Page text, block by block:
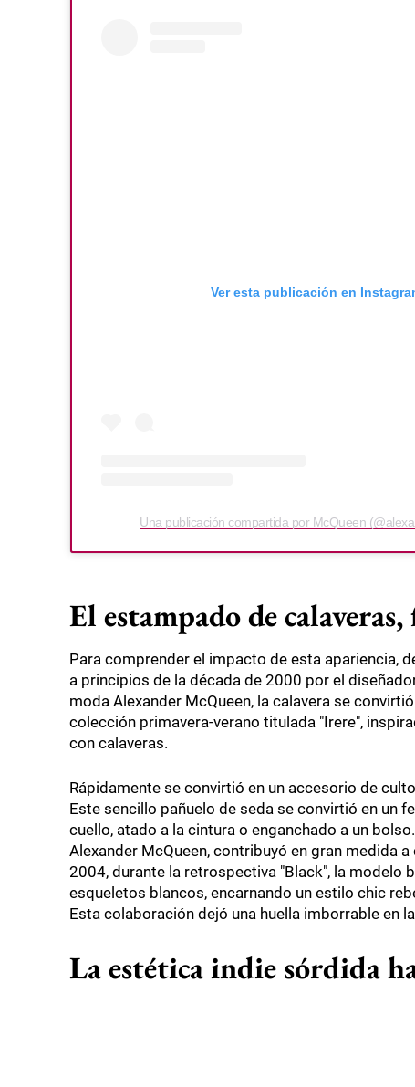
Ver esta publicación en
Una publicación compartida por McQueen
El estampado de
Para comprender el impacto de esta apariencia,
a principios de la década de 2000 por el
moda Alexander McQueen, la calavera se
colección primavera-verano titulada "Irere",
con calaveras.
Rápidamente se convirtió en un accesorio de
Este sencillo pañuelo de seda se convirtió en un
cuello, atado a la cintura o enganchado a un
Alexander McQueen, contribuyó en gran medida
2004, durante la retrospectiva "Black", la
esqueletos blancos, encarnando un estilo chic
Esta colaboración dejó una huella imborrable en
La estética indie sórdida